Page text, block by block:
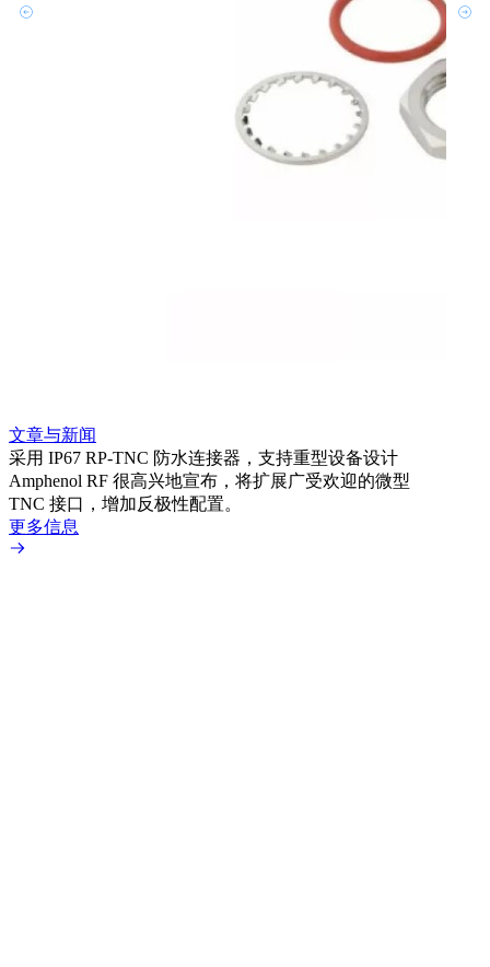
文章与新闻
采用 IP67 RP-TNC 防水连接器，支持重型设备设计
Amphenol RF 很高兴地宣布，将扩展广受欢迎的微型
TNC 接口，增加反极性配置。
更多信息